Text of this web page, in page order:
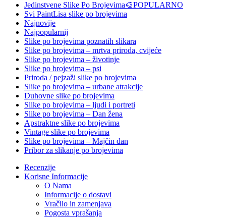
Jedinstvene Slike Po Brojevima🎨POPULARNO
Svi PaintLisa slike po brojevima
Najnovije
Najpopularnij
Slike po brojevima poznatih slikara
Slike po brojevima – mrtva priroda, cvijeće
Slike po brojevima – životinje
Slike po brojevima – psi
Priroda / pejzaži slike po brojevima
Slike po brojevima – urbane atrakcije
Duhovne slike po brojevima
Slike po brojevima – ljudi i portreti
Slike po brojevima – Dan žena
Apstraktne slike po brojevima
Vintage slike po brojevima
Slike po brojevima – Majčin dan
Pribor za slikanje po brojevima
Recenzije
Korisne Informacije
O Nama
Informacije o dostavi
Vračilo in zamenjava
Pogosta vprašanja